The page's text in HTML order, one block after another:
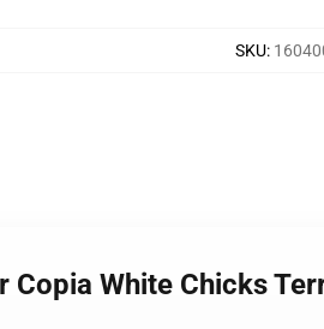
SKU:
Copia White Chicks